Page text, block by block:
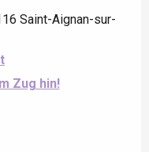
Saint-Aignan-sur-
Zug hin!